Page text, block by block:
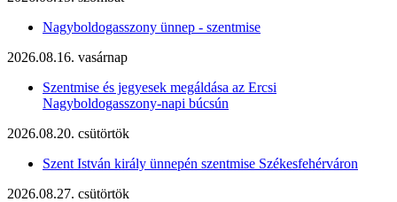
Nagyboldogasszony ünnep - szentmise
2026.08.16. vasárnap
Szentmise és jegyesek megáldása az Ercsi
Nagyboldogasszony-napi búcsún
2026.08.20. csütörtök
Szent István király ünnepén szentmise Székesfehérváron
2026.08.27. csütörtök